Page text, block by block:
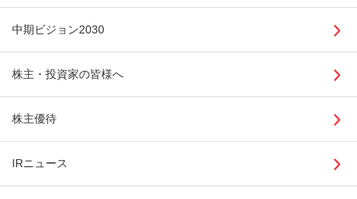
中期ビジョン2030
株主・投資家の皆様へ
株主優待
IRニュース